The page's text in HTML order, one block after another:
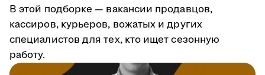
В этой подборке — вакансии продавцов,
кассиров, курьеров, вожатых и других
специалистов для тех, кто ищет сезонную
работу.